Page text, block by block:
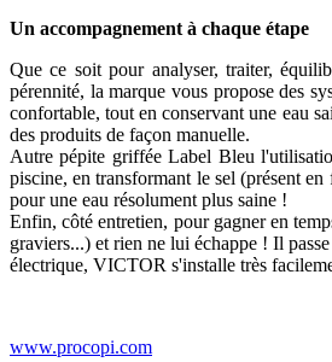
Un accompagnement à chaque étape
Que ce soit pour analyser, traiter,
pérennité, la marque vous propose des
confortable, tout en conservant une eau
des produits de façon manuelle.
Autre pépite griffée Label Bleu
piscine, en transformant le sel (présent
pour une eau résolument plus saine !
Enfin, côté entretien, pour gagner en
graviers...) et rien ne lui échappe ! Il
électrique, VICTOR s'installe très
www.procopi.com